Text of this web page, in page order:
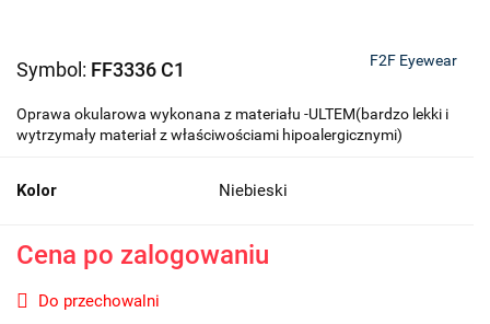
Symbol: FF3336 C1 F2F Eyewear
Oprawa okularowa wykonana z materiału -ULTEM(bardzo lekki i
wytrzymały materiał z właściwościami hipoalergicznymi)
Kolor Niebieski
Cena po zalogowaniu
Do przechowalni